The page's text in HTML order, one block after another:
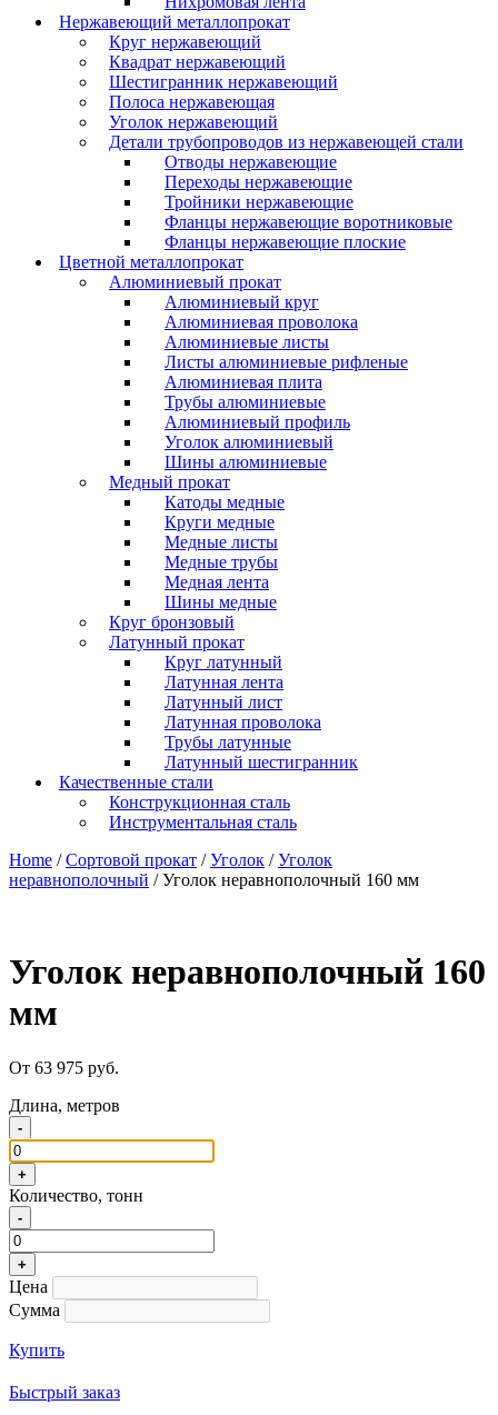
Нержавеющий металлопрокат
Круг нержавеющий
Квадрат нержавеющий
Шестигранник нержавеющий
Полоса нержавеющая
Уголок нержавеющий
Детали трубопроводов из нержавеющей стали
Отводы нержавеющие
Переходы нержавеющие
Тройники нержавеющие
Фланцы нержавеющие воротниковые
Фланцы нержавеющие плоские
Цветной металлопрокат
Алюминиевый прокат
Алюминиевый круг
Алюминиевая проволока
Алюминиевые листы
Листы алюминиевые рифленые
Алюминиевая плита
Трубы алюминиевые
Алюминиевый профиль
Уголок алюминиевый
Шины алюминиевые
Медный прокат
Катоды медные
Круги медные
Медные листы
Медные трубы
Медная лента
Шины медные
Круг бронзовый
Латунный прокат
Круг латунный
Латунная лента
Латунный лист
Латунная проволока
Трубы латунные
Латунный шестигранник
Качественные стали
Конструкционная сталь
Инструментальная сталь
Home /Сортовой прокат /Уголок /Уголок
неравнополочный / Уголок неравнополочный 160 мм
Уголок неравнополочный 160
мм
От 63 975 руб.
Длина, метров
-
+
Количество, тонн
-
+
Цена
Сумма
Купить
Быстрый заказ